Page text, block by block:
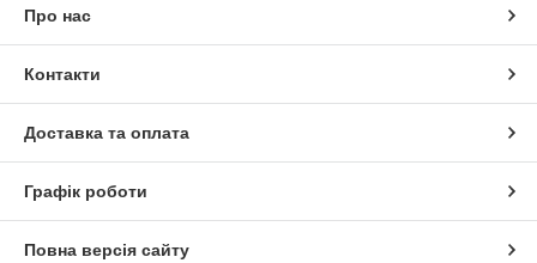
Про нас
Контакти
Доставка та оплата
Графік роботи
Повна версія сайту